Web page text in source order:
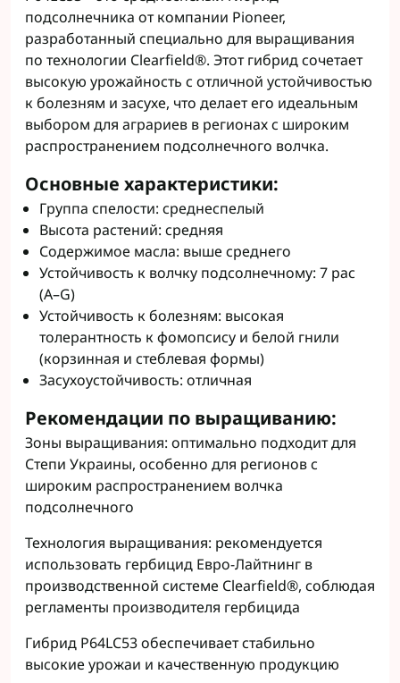
подсолнечника от компании Pioneer,
разработанный специально для выращивания
по технологии Clearfield®. Этот гибрид сочетает
высокую урожайность с отличной устойчивостью
к болезням и засухе, что делает его идеальным
выбором для аграриев в регионах с широким
распространением подсолнечного волчка.
Основные характеристики:
Группа спелости: среднеспелый
Высота растений: средняя
Содержимое масла: выше среднего
Устойчивость к волчку подсолнечному: 7 рас
(A–G)
Устойчивость к болезням: высокая
толерантность к фомопсису и белой гнили
(корзинная и стеблевая формы)
Засухоустойчивость: отличная
Рекомендации по выращиванию:
Зоны выращивания: оптимально подходит для
Степи Украины, особенно для регионов с
широким распространением волчка
подсолнечного
Технология выращивания: рекомендуется
использовать гербицид Евро-Лайтнинг в
производственной системе Clearfield®, соблюдая
регламенты производителя гербицида
Гибрид P64LC53 обеспечивает стабильно
высокие урожаи и качественную продукцию